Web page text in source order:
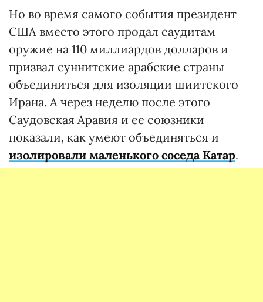
Но во время самого события президент
США вместо этого продал саудитам
оружие на 110 миллиардов долларов и
призвал суннитские арабские страны
объединиться для изоляции шиитского
Ирана. А через неделю после этого
Саудовская Аравия и ее союзники
показали, как умеют объединяться и
изолировали маленького соседа Катар.